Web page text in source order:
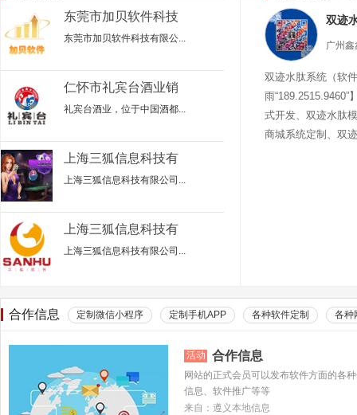
东莞市加贝软件科技
东莞市加贝软件科技有限公...
仁怀市礼宾台酒业销
礼宾台酒业，位于中国酒都...
上海三狐信息科技有
上海三狐信息科技有限公司...
上海三狐信息科技有
上海三狐信息科技有限公司...
双迹水肽系统（软
雨“189.2515.9460”
式开发、双迹水肽
商城系统定制、双
合作信息 定制微信小程序 定制手机APP 各种软件定制 各种
活动 合作信息
网站的正式会员可以发布软件方面的各
信息、软件推广等等
来自：遵义本地信息